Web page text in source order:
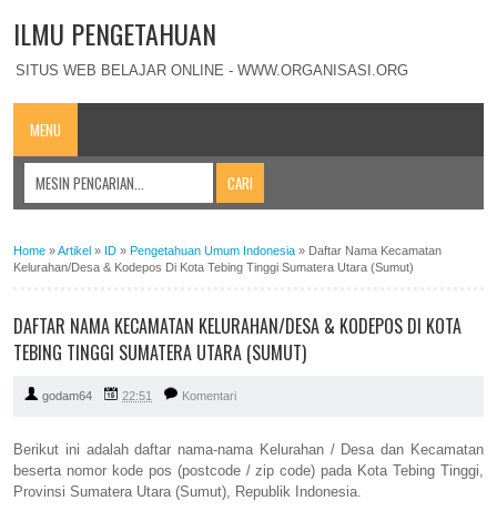
ILMU PENGETAHUAN
SITUS WEB BELAJAR ONLINE - WWW.ORGANISASI.ORG
MENU
Home »Artikel » ID » Pengetahuan Umum Indonesia » Daftar Nama Kecamatan
Kelurahan/Desa & Kodepos Di Kota Tebing Tinggi Sumatera Utara (Sumut)
DAFTAR NAMA KECAMATAN KELURAHAN/DESA & KODEPOS DI KOTA
TEBING TINGGI SUMATERA UTARA (SUMUT)
godam64 22:51 Komentari
Berikut ini adalah daftar nama-nama Kelurahan / Desa dan Kecamatan
beserta nomor kode pos (postcode / zip code) pada Kota Tebing Tinggi,
Provinsi Sumatera Utara (Sumut), Republik Indonesia.